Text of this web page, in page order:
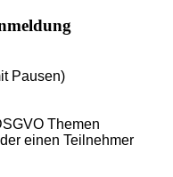
Pausen)
Themen
einen Teilnehmer